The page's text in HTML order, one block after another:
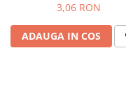
Latirus
3,06 RON
ADAUGA IN COS